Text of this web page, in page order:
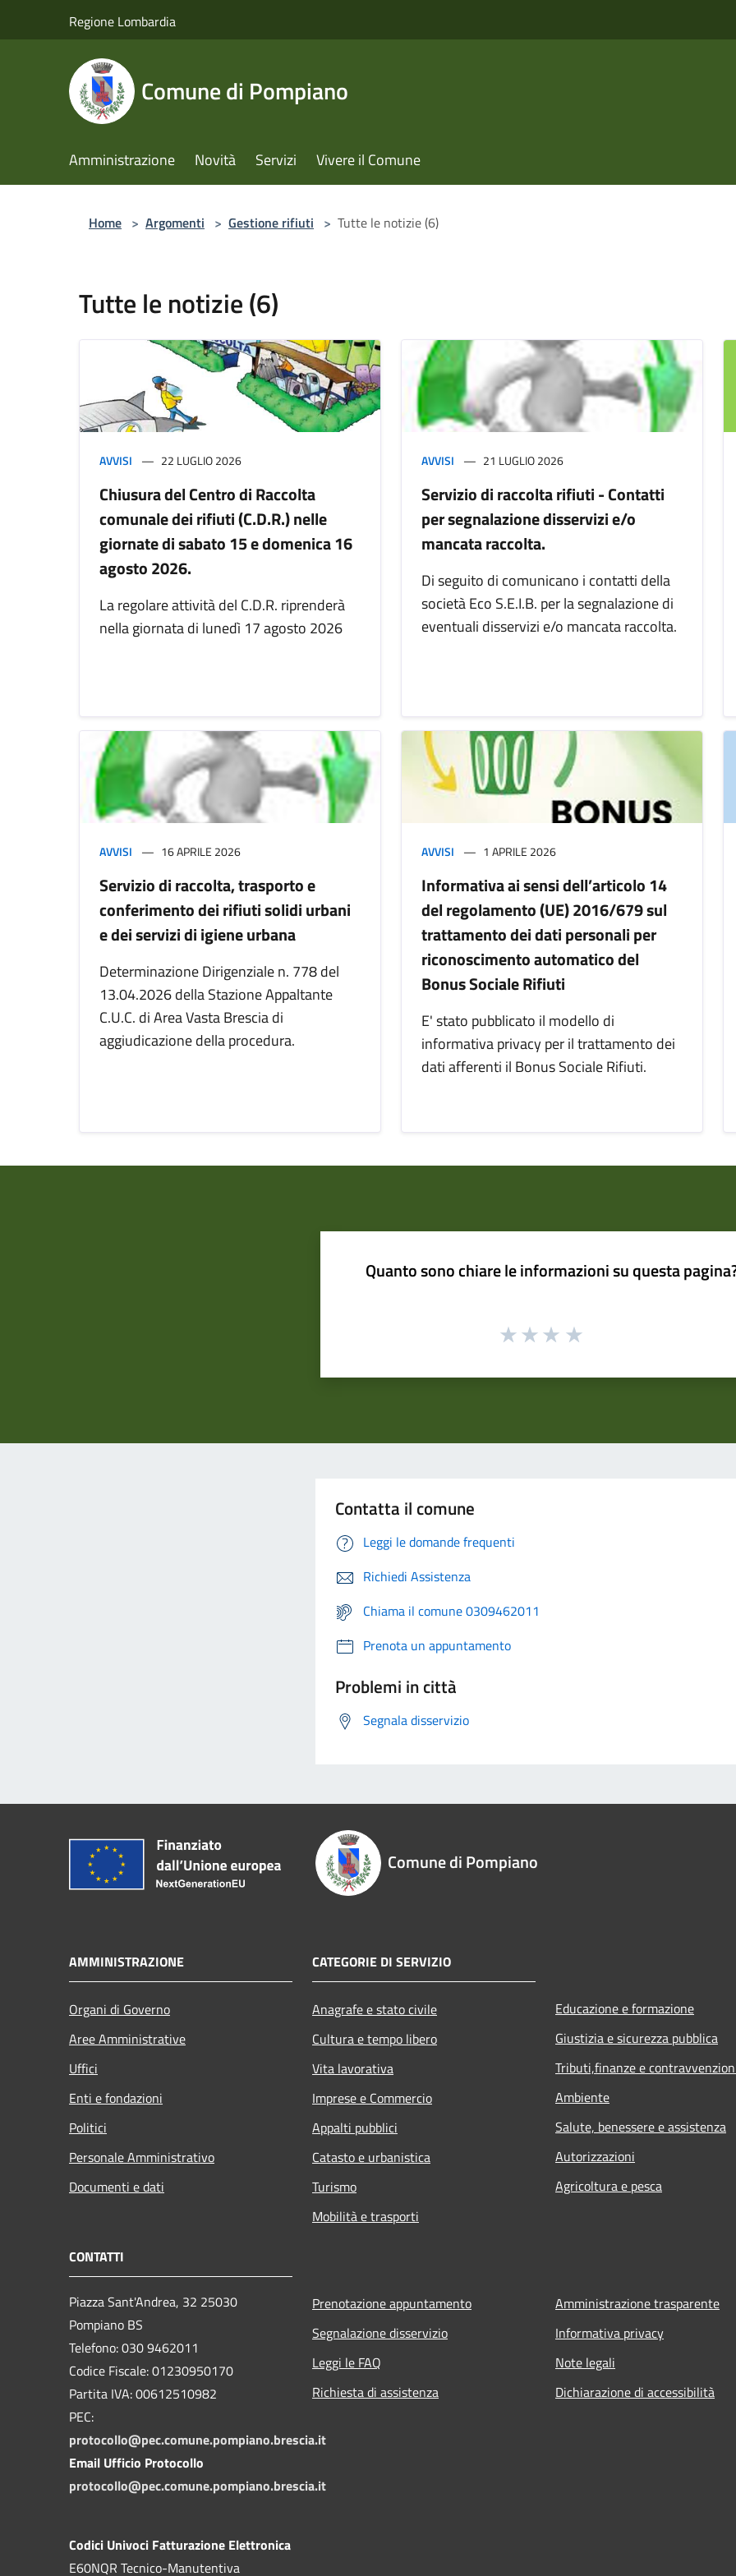
Regione Lombardia
Comune di Pompiano
Amministrazione Novità Servizi Vivere il Comune
Home > Argomenti > Gestione rifiuti > Tutte le notizie (6)
Tutte le notizie (6)
AVVISI 22 LUGLIO 2026
Chiusura del Centro di Raccolta
comunale dei rifiuti (C.D.R.) nelle
giornate di sabato 15 e domenica 16
agosto 2026.
La regolare attività del C.D.R. riprenderà
nella giornata di lunedì 17 agosto 2026
AVVISI 21 LUGLIO 2026
Servizio di raccolta rifiuti - Contatti
per segnalazione disservizi e/o
mancata raccolta.
Di seguito di comunicano i contatti della
società Eco S.E.I.B. per la segnalazione di
eventuali disservizi e/o mancata raccolta.
AVVISI 16 APRILE 2026
Servizio di raccolta, trasporto e
conferimento dei rifiuti solidi urbani
e dei servizi di igiene urbana
Determinazione Dirigenziale n. 778 del
13.04.2026 della Stazione Appaltante
C.U.C. di Area Vasta Brescia di
aggiudicazione della procedura.
AVVISI 1 APRILE 2026
Informativa ai sensi dell’articolo 14
del regolamento (UE) 2016/679 sul
trattamento dei dati personali per
riconoscimento automatico del
Bonus Sociale Rifiuti
E' stato pubblicato il modello di
informativa privacy per il trattamento dei
dati afferenti il Bonus Sociale Rifiuti.
Quanto sono chiare le informazioni su questa
Contatta il comune
Leggi le domande frequenti
Richiedi Assistenza
Chiama il comune 0309462011
Prenota un appuntamento
Problemi in città
Segnala disservizio
Comune di Pompiano
AMMINISTRAZIONE
Organi di Governo
Aree Amministrative
Uffici
Enti e fondazioni
Politici
Personale Amministrativo
Documenti e dati
CATEGORIE DI SERVIZIO
Anagrafe e stato civile
Cultura e tempo libero
Vita lavorativa
Imprese e Commercio
Appalti pubblici
Catasto e urbanistica
Turismo
Mobilità e trasporti
Educazione e formazione
Giustizia e sicurezza pubblica
Tributi,finanze e
Ambiente
Salute, benessere e assistenza
Autorizzazioni
Agricoltura e pesca
CONTATTI
Piazza Sant'Andrea, 32 25030
Pompiano BS
Telefono: 030 9462011
Codice Fiscale: 01230950170
Partita IVA: 00612510982
PEC:
protocollo@pec.comune.pompiano.brescia.it
Email Ufficio Protocollo
protocollo@pec.comune.pompiano.brescia.it
Codici Univoci Fatturazione Elettronica
E60NQR Tecnico-Manutentiva
Prenotazione appuntamento
Segnalazione disservizio
Leggi le FAQ
Richiesta di assistenza
Amministrazione trasparente
Informativa privacy
Note legali
Dichiarazione di accessibilità